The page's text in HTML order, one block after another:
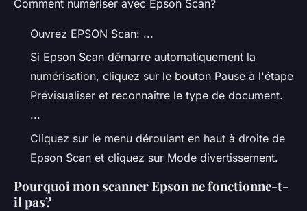
Comment numériser avec Epson Scan?
Ouvrez EPSON Scan: ...
Si Epson Scan démarre automatiquement la
numérisation, cliquez sur le bouton Pause à l'étape
Prévisualiser et reconnaître le type de document.
...
Cliquez sur le menu déroulant en haut à droite de
Epson Scan et cliquez sur Mode divertissement.
Pourquoi mon scanner Epson ne fonctionne-t-
il pas?